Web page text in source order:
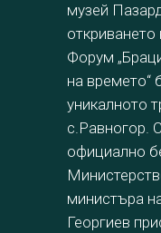
музей
Форум
на времето“
уникалното
с.Равногор.
официално
министъра
Георгиев